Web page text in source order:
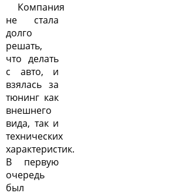
Компания
не стала
долго
решать,
что делать
с авто, и
взялась за
тюнинг как
внешнего
вида, так и
технических
характеристик.
В первую
очередь
был